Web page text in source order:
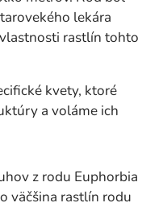
lekára
rastlín tohto
kvety, ktoré
a voláme ich
z rodu Euphorbia
väčšina rastlín rodu